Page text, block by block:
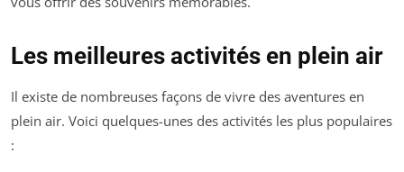
Les meilleures activités en plein air
Il existe de nombreuses façons de vivre des aventures en
plein air. Voici quelques-unes des activités les plus populaires
: